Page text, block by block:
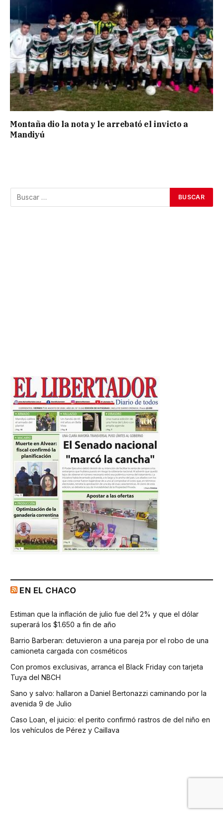
Montaña dio la nota y le arrebató el invicto a
Mandiyú
EN EL CHACO
Estiman que la inflación de julio fue del 2% y que el dólar
superará los $1.650 a fin de año
Barrio Barberan: detuvieron a una pareja por el robo de una
camioneta cargada con cosméticos
Con promos exclusivas, arranca el Black Friday con tarjeta
Tuya del NBCH
Sano y salvo: hallaron a Daniel Bertonazzi caminando por la
avenida 9 de Julio
Caso Loan, el juicio: el perito confirmó rastros de del niño en
los vehículos de Pérez y Caillava